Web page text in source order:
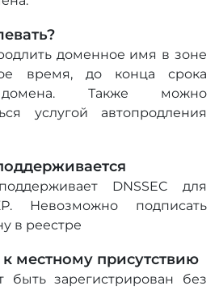
доменное имя в зоне
время, до конца срока
Также можно
услугой автопродления
DNSSEC для
Невозможно подписать
в реестре
местному присутствию
зарегистрирован без